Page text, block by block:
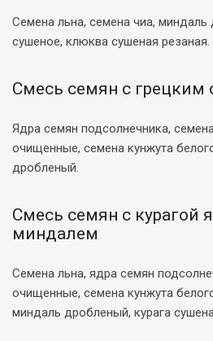
Семена льна, семена чиа,
сушеное, клюква сушеная резаная.
Смесь семян с грецким
Ядра семян подсолнечника,
очищенные, семена кунжута
дробленый.
Смесь семян с курагой
миндалем
Семена льна, ядра семян
очищенные, семена кунжута
миндаль дробленый, курага